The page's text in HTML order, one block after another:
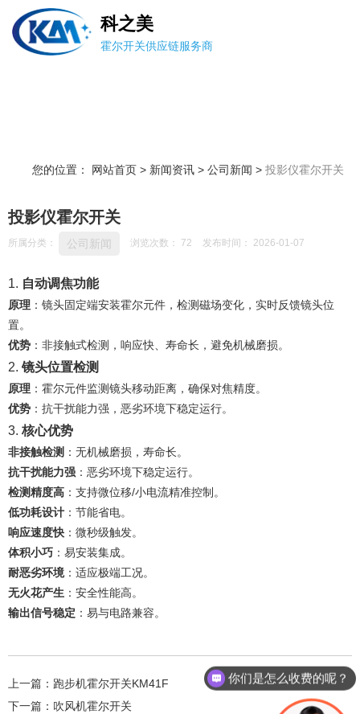
科之美
霍尔开关供应链服务商
您的位置： 网站首页 > 新闻资讯 > 公司新闻 > 投影仪霍尔开关
投影仪霍尔开关
所属分类： 公司新闻 浏览次数： 72 发布时间： 2026-01-07
1. ‌ 自动调焦功能
原理 ‌：镜头固定端安装霍尔元件，检测磁场变化，实时反馈镜头位
置。
优势 ‌：非接触式检测，响应快、寿命长，避免机械磨损。
2. ‌ 镜头位置检测
原理 ‌：霍尔元件监测镜头移动距离，确保对焦精度。
优势 ‌：抗干扰能力强，恶劣环境下稳定运行。
3. ‌ 核心优势
非接触检测 ‌：无机械磨损，寿命长。
抗干扰能力强 ‌：恶劣环境下稳定运行。
检测精度高 ‌：支持微位移/小电流精准控制。
低功耗设计 ‌：节能省电。
响应速度快 ‌：微秒级触发。
体积小巧 ‌：易安装集成。
耐恶劣环境 ‌：适应极端工况。
无火花产生 ‌：安全性能高。
输出信号稳定 ‌：易与电路兼容。
上一篇： 跑步机霍尔开关KM41F
下一篇： 吹风机霍尔开关
你们是怎么收费的呢？
交期一般在多久？